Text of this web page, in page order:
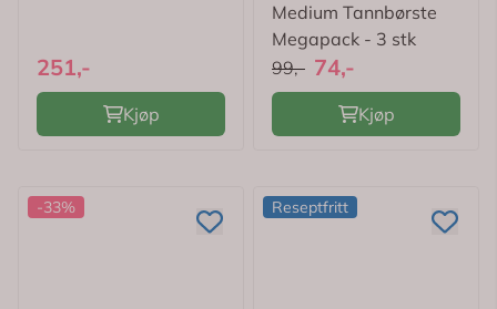
251,-
Kjøp
Medium Tannbørste
Megapack - 3 stk
99,- 74,-
Kjøp
-33% Reseptfritt